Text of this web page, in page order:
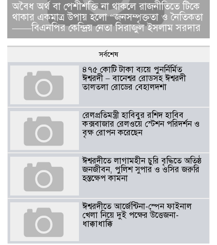
​​অবৈধ অর্থ বা পেশীশক্তি না থাকলে রাজনীতিতে টিকে
থাকার একমাত্র উপায় হলো “জনসম্পৃক্ততা ও নৈতিকতা
——বিএনপির কেন্দ্রিয় নেতা সিরাজুল ইসলাম সরদার
সর্বশেষ
৪৭৫ কোটি টাকা ব্যয়ে পুনর্নির্মিত
ঈশ্বরদী – বানেশ্বর রোডসহ ঈশ্বরদী
তালতলা রোডের বেহালদশা
রেলপ্রতিমন্ত্রী হাবিবুর রশিদ হাবিব
কক্সবাজার রেলওয়ে স্টেশন পরিদর্শন ও
বৃক্ষ রোপন করেছেন
ঈশ্বরদীতে লাগামহীন চুরি বৃদ্ধিতে অতিষ্ঠ
জনজীবন, পুলিশ সুপার ও ওসির জরুরি
হস্তক্ষেপ কামনা ​
ঈশ্বরদীতে আর্জেন্টিনা-স্পেন ফাইনাল
খেলা নিয়ে দুই পক্ষের উত্তেজনা-
ধাক্কাধাক্কি